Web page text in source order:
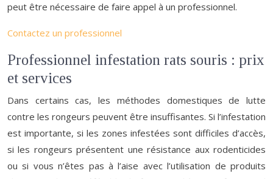
peut être nécessaire de faire appel à un professionnel.
Contactez un professionnel
Professionnel infestation rats souris : prix
et services
Dans certains cas, les méthodes domestiques de lutte
contre les rongeurs peuvent être insuffisantes. Si l’infestation
est importante, si les zones infestées sont difficiles d’accès,
si les rongeurs présentent une résistance aux rodenticides
ou si vous n’êtes pas à l’aise avec l’utilisation de produits